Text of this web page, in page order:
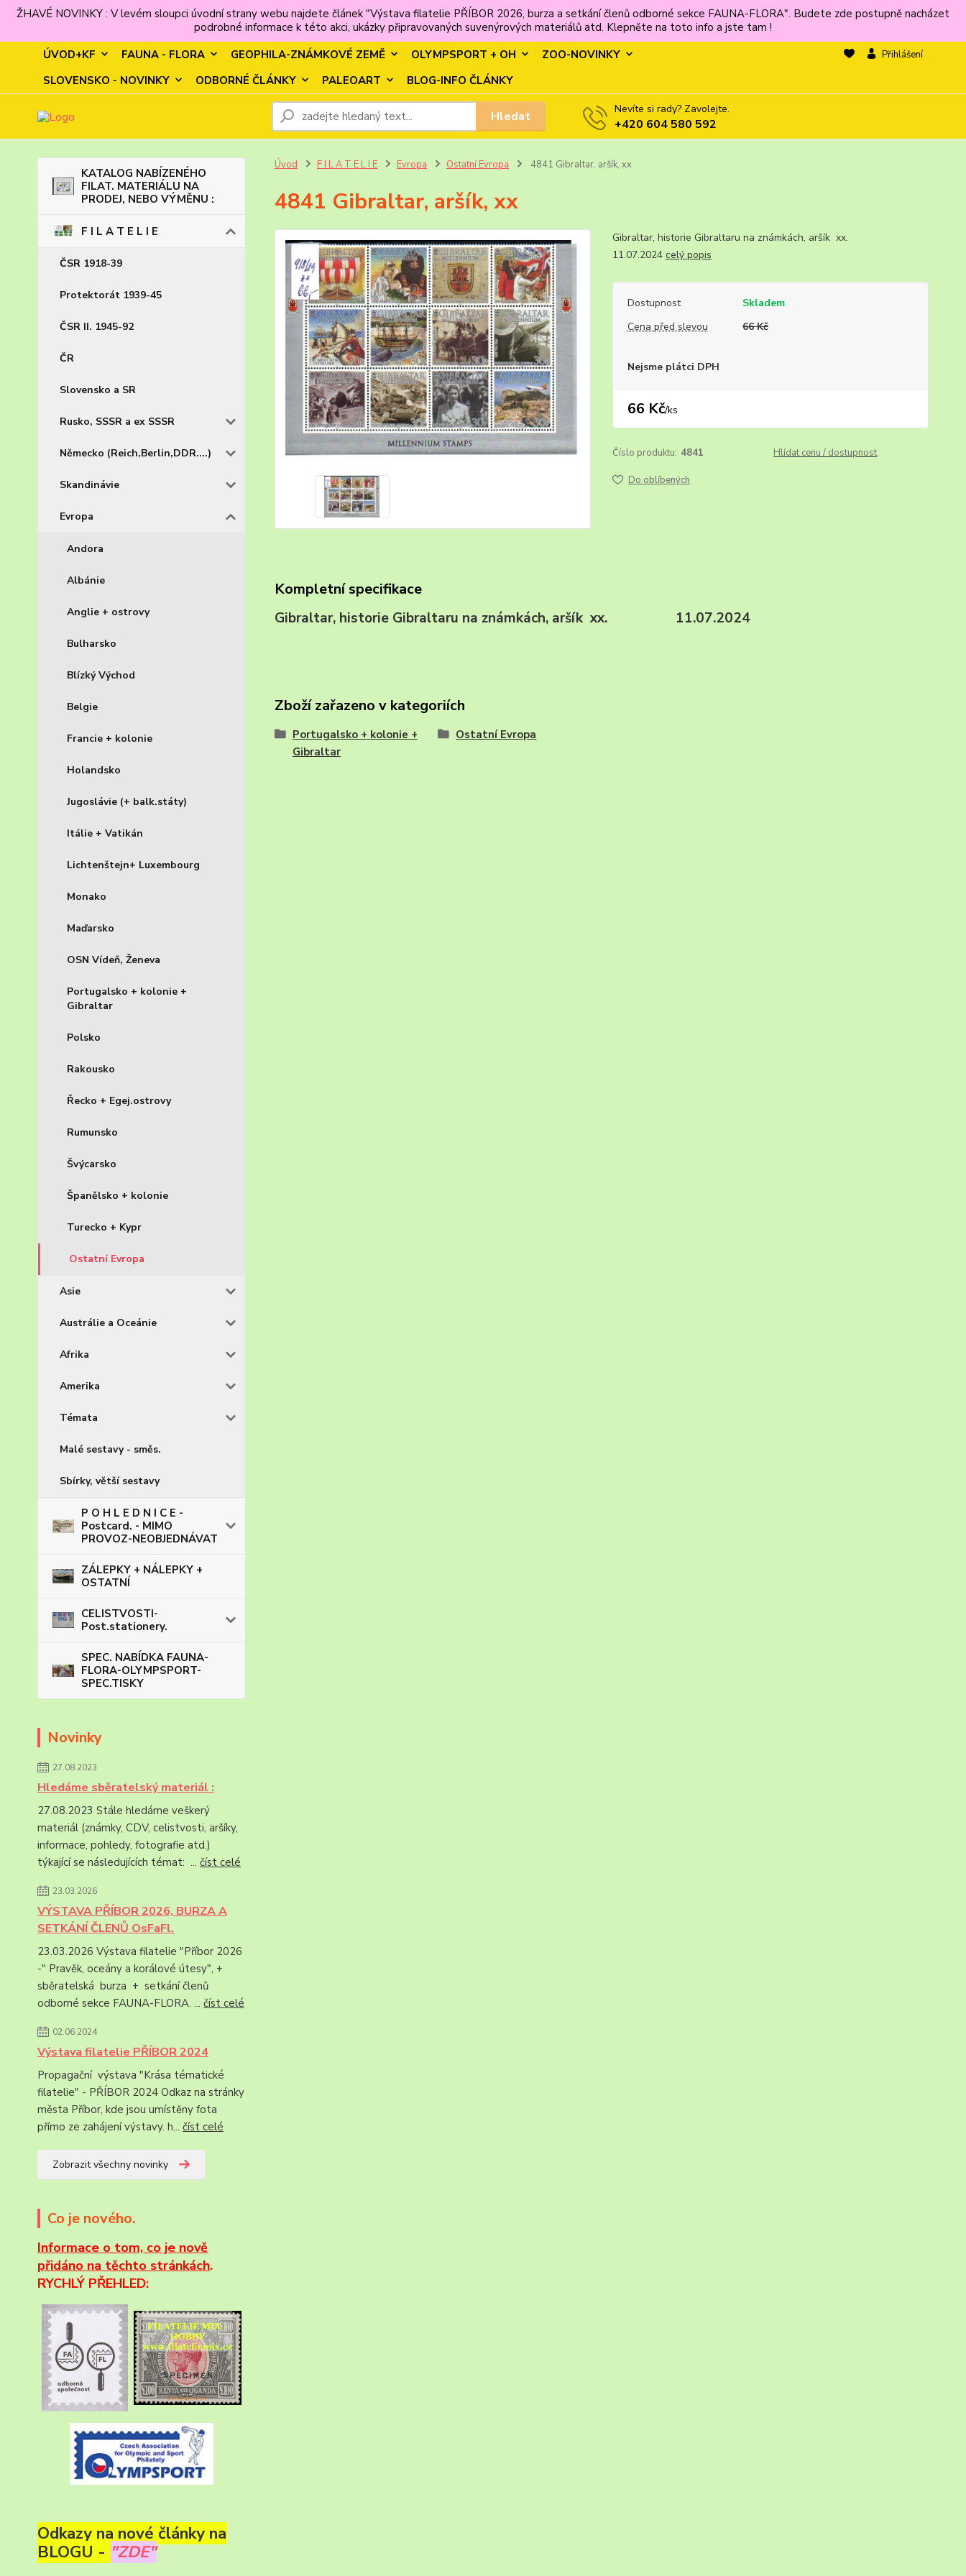
ŽHAVÉ NOVINKY : V levém sloupci úvodní strany webu najdete článek "Výstava filatelie PŘÍBOR 2026, burza a setkání členů odborné sekce FAUNA-FLORA". Budete zde postupně nacházet
podrobné informace k této akci, ukázky připravovaných suvenýrových materiálů atd. Klepněte na toto info a jste tam !
ÚVOD+KF
FAUNA - FLORA GEOPHILA-ZNÁMKOVÉ ZEMĚ OLYMPSPORT + OH
ZOO-NOVINKY
SLOVENSKO - NOVINKY
ODBORNÉ ČLÁNKY PALEOART BLOG-INFO ČLÁNKY
Přihlášení
Hledat Nevíte si rady? Zavolejte.
+420 604 580 592
KATALOG NABÍZENÉHO
FILAT. MATERIÁLU NA
PRODEJ, NEBO VÝMĚNU :
F I L A T E L I E
ČSR 1918-39
Protektorát 1939-45
ČSR II. 1945-92
ČR
Slovensko a SR
Rusko, SSSR a ex SSSR
Německo (Reich,Berlin,DDR....)
Skandinávie
Evropa
Andora
Albánie
Anglie + ostrovy
Bulharsko
Blízký Východ
Belgie
Francie + kolonie
Holandsko
Jugoslávie (+ balk.státy)
Itálie + Vatikán
Lichtenštejn+ Luxembourg
Monako
Maďarsko
OSN Vídeň, Ženeva
Portugalsko + kolonie +
Gibraltar
Polsko
Rakousko
Řecko + Egej.ostrovy
Rumunsko
Švýcarsko
Španělsko + kolonie
Turecko + Kypr
Ostatní Evropa
Asie
Austrálie a Oceánie
Afrika
Amerika
Témata
Malé sestavy - směs.
Sbírky, větší sestavy
P O H L E D N I C E -
Postcard. - MIMO
PROVOZ-NEOBJEDNÁVAT
ZÁLEPKY + NÁLEPKY +
OSTATNÍ
CELISTVOSTI-
Post.stationery.
SPEC. NABÍDKA FAUNA-
FLORA-OLYMPSPORT-
SPEC.TISKY
Novinky
27.08.2023
Hledáme sběratelský materiál :
27.08.2023 Stále hledáme veškerý
materiál (známky, CDV, celistvosti, aršíky,
informace, pohledy, fotografie atd.)
týkající se následujících témat: ... číst celé
23.03.2026
VÝSTAVA PŘÍBOR 2026, BURZA A
SETKÁNÍ ČLENŮ OsFaFl.
23.03.2026 Výstava filatelie "Příbor 2026
-" Pravěk, oceány a korálové útesy", +
sběratelská burza + setkání členů
odborné sekce FAUNA-FLORA. ... číst celé
02.06.2024
Výstava filatelie PŘÍBOR 2024
Propagační výstava "Krása tématické
filatelie" - PŘÍBOR 2024 Odkaz na stránky
města Příbor, kde jsou umístěny fota
přímo ze zahájení výstavy. h... číst celé
Zobrazit všechny novinky
Co je nového.
Informace o tom, co je nově
přidáno na těchto stránkách.
RYCHLÝ PŘEHLED:
Odkazy na nové články na
BLOGU - "ZDE"
Úvod F I L A T E L I E Evropa Ostatní Evropa 4841 Gibraltar, aršík, xx
4841 Gibraltar, aršík, xx
Gibraltar, historie Gibraltaru na známkách, aršík xx.
11.07.2024 celý popis
Dostupnost
Skladem
Cena před slevou
66 Kč
Nejsme plátci DPH
66 Kč/ks
Číslo produktu: 4841 Hlídat cenu / dostupnost
Do oblíbených
Kompletní specifikace
Gibraltar, historie Gibraltaru na známkách, aršík xx. 11.07.2024
Zboží zařazeno v kategoriích
Portugalsko + kolonie +
Gibraltar
Ostatní Evropa